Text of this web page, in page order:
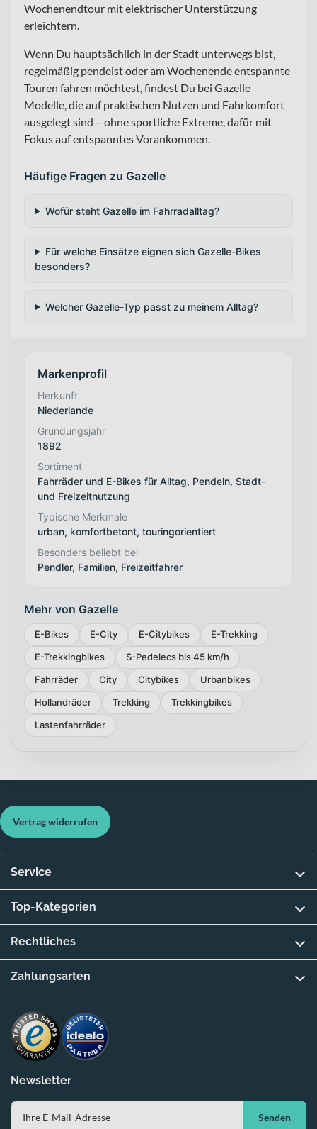
Wochenendtour mit elektrischer Unterstützung
erleichtern.
Wenn Du hauptsächlich in der Stadt unterwegs bist,
regelmäßig pendelst oder am Wochenende entspannte
Touren fahren möchtest, findest Du bei Gazelle
Modelle, die auf praktischen Nutzen und Fahrkomfort
ausgelegt sind – ohne sportliche Extreme, dafür mit
Fokus auf entspanntes Vorankommen.
Häufige Fragen zu Gazelle
Wofür steht Gazelle im Fahrradalltag?
Für welche Einsätze eignen sich Gazelle-Bikes
besonders?
Welcher Gazelle-Typ passt zu meinem Alltag?
Markenprofil
Herkunft
Niederlande
Gründungsjahr
1892
Sortiment
Fahrräder und E-Bikes für Alltag, Pendeln, Stadt-
und Freizeitnutzung
Typische Merkmale
urban, komfortbetont, touringorientiert
Besonders beliebt bei
Pendler, Familien, Freizeitfahrer
Mehr von Gazelle
E-Bikes E-City E-Citybikes
E-Trekking
E-Trekkingbikes
S-Pedelecs bis 45 km/h
Fahrräder
City Citybikes
Urbanbikes
Hollandräder
Trekking
Trekkingbikes
Lastenfahrräder
Newsletter
Senden
Vertrag widerrufen
Service
Top-Kategorien
Rechtliches
Zahlungsarten